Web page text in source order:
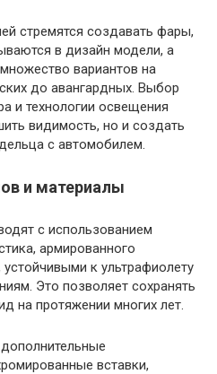
стремятся создавать фары,
в дизайн модели, а
вариантов на
до авангардных. Выбор
и технологии освещения
видимость, но и создать
с автомобилем.
и материалы
с использованием
армированного
к ультрафиолету
Это позволяет сохранять
на протяжении многих лет.
вставки,